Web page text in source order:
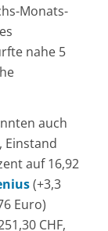
Monats-
nahe 5
auch
Einstand
auf 16,92
(+3,3
Euro)
CHF,